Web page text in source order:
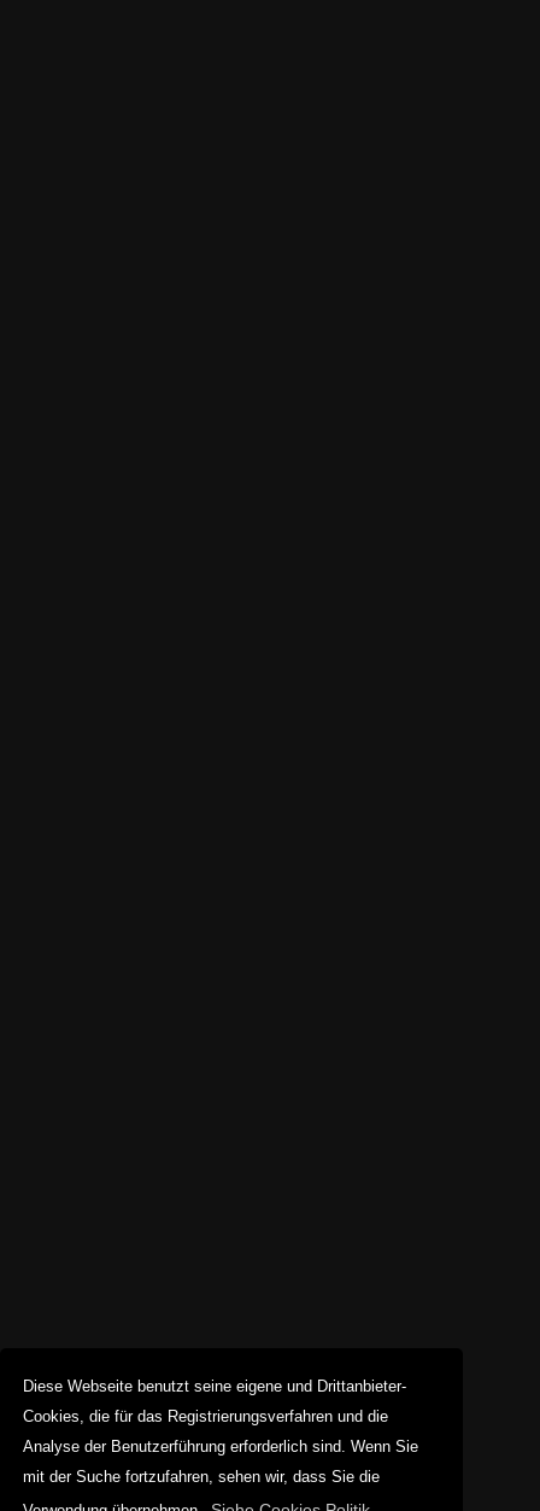
Diese Webseite benutzt seine eigene und Drittanbieter-
Cookies, die für das Registrierungsverfahren und die
Analyse der Benutzerführung erforderlich sind. Wenn Sie
mit der Suche fortzufahren, sehen wir, dass Sie die